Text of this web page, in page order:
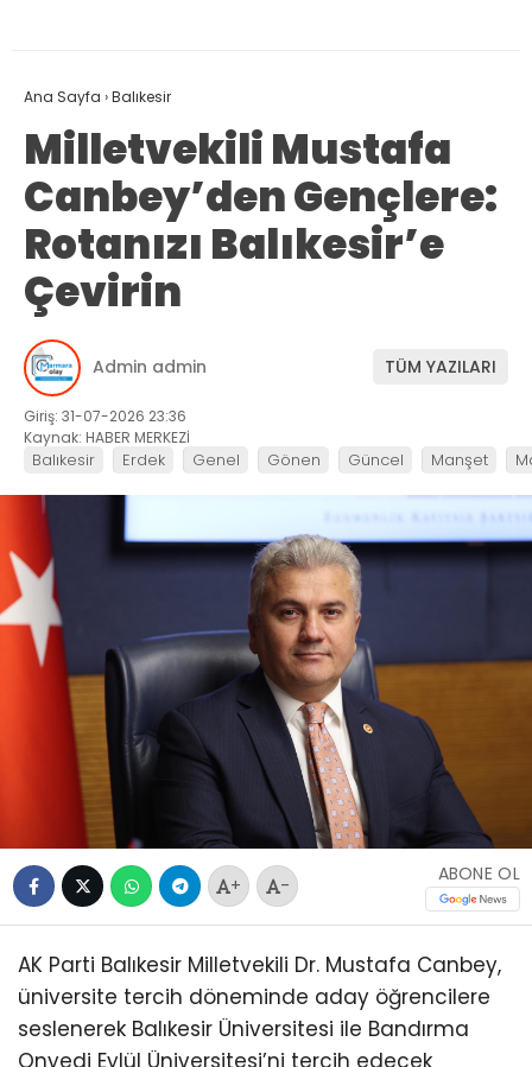
Ana Sayfa ›Balıkesir
Milletvekili Mustafa
Canbey’den Gençlere:
Rotanızı Balıkesir’e
Çevirin
Admin admin TÜM YAZILARI
Giriş: 31-07-2026 23:36
Kaynak: HABER MERKEZİ
Balıkesir Erdek Genel Gönen Güncel Manşet
+ -
ABONE OL
AK Parti Balıkesir Milletvekili Dr. Mustafa Canbey,
üniversite tercih döneminde aday öğrencilere
seslenerek Balıkesir Üniversitesi ile Bandırma
Onyedi Eylül Üniversitesi’ni tercih edecek